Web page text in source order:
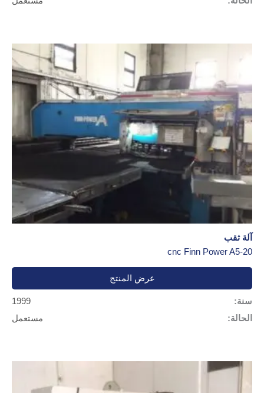
آلة ثقب
cnc Finn Power A5-20
عرض المنتج
سنة:
1999
الحالة:
مستعمل